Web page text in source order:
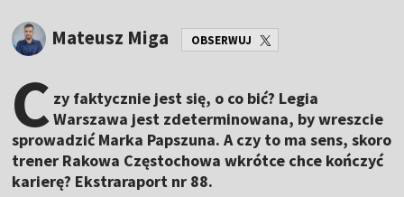
Mateusz Miga OBSERWUJ
C zy faktycznie jest się, o co bić? Legia
Warszawa jest zdeterminowana, by wreszcie
sprowadzić Marka Papszuna. A czy to ma sens, skoro
trener Rakowa Częstochowa wkrótce chce kończyć
karierę? Ekstraraport nr 88.